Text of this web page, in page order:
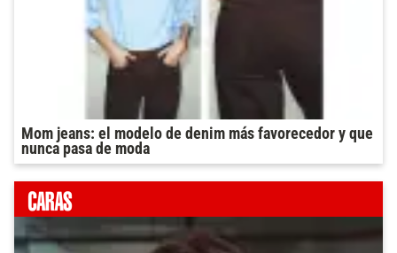
Mom jeans: el modelo de denim más favorecedor y que
nunca pasa de moda